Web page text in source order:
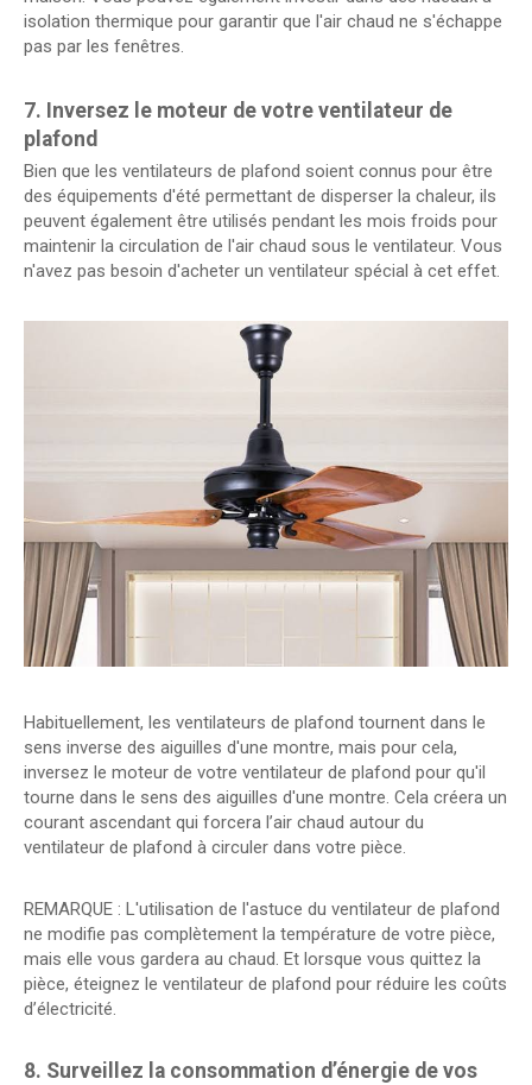
isolation thermique pour garantir que l'air chaud ne s'échappe
pas par les fenêtres.
7. Inversez le moteur de votre ventilateur de
plafond
Bien que les ventilateurs de plafond soient connus pour être
des équipements d'été permettant de disperser la chaleur, ils
peuvent également être utilisés pendant les mois froids pour
maintenir la circulation de l'air chaud sous le ventilateur. Vous
n'avez pas besoin d'acheter un ventilateur spécial à cet effet.
Habituellement, les ventilateurs de plafond tournent dans le
sens inverse des aiguilles d'une montre, mais pour cela,
inversez le moteur de votre ventilateur de plafond pour qu'il
tourne dans le sens des aiguilles d'une montre. Cela créera un
courant ascendant qui forcera l’air chaud autour du
ventilateur de plafond à circuler dans votre pièce.
REMARQUE : L'utilisation de l'astuce du ventilateur de plafond
ne modifie pas complètement la température de votre pièce,
mais elle vous gardera au chaud. Et lorsque vous quittez la
pièce, éteignez le ventilateur de plafond pour réduire les coûts
d’électricité.
8. Surveillez la consommation d’énergie de vos